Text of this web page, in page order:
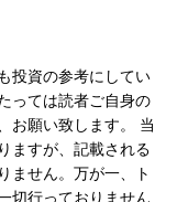
投資の参考にしてい
っては読者ご自身の
お願い致します。 当
ますが、記載される
ません。万が一、ト
切行っておりません